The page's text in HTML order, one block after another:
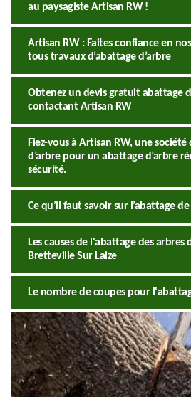
au paysagiste Artisan RW !
Artisan RW : Faites confiance en
tous travaux d’abattage d’arbre
Obtenez un devis gratuit abattage
contactant Artisan RW
Fiez-vous à Artisan RW, une société
d’arbre pour un abattage d’arbre
sécurité.
Ce qu’il faut savoir sur l’abattage
Les causes de l'abattage des arbres
Bretteville Sur Laize
Le nombre de coupes pour